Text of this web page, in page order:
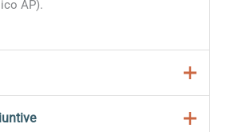
AP).
necessaria di argilla dalla